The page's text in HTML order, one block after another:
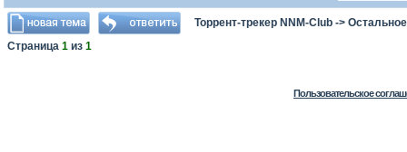
Торрент-трекер NNM-Club -> Остальное
Страница 1 из 1
Пользовательское